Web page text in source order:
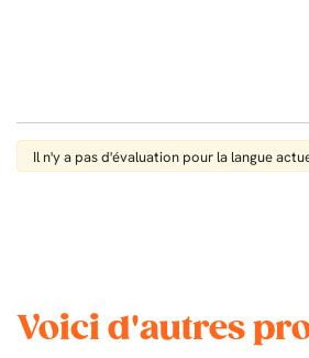
Il n'y a pas d'évaluation pour la langue
Voici d'autres